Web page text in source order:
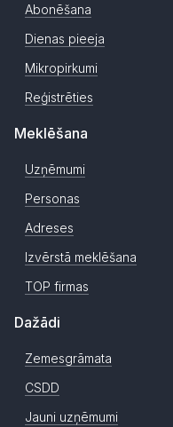
Abonēšana
Dienas pieeja
Mikropirkumi
Reģistrēties
Meklēšana
Uzņēmumi
Personas
Adreses
Izvērstā meklēšana
TOP firmas
Dažādi
Zemesgrāmata
CSDD
Jauni uzņēmumi